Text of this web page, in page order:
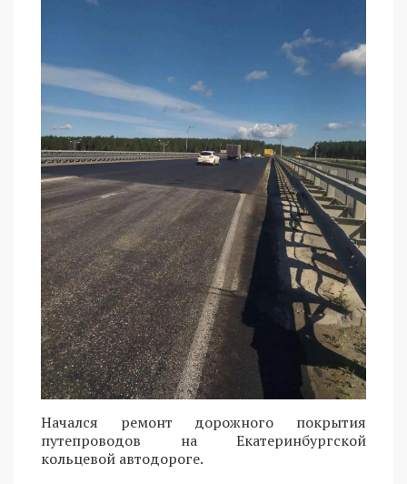
Начался ремонт дорожного покрытия
путепроводов на Екатеринбургской
кольцевой автодороге.